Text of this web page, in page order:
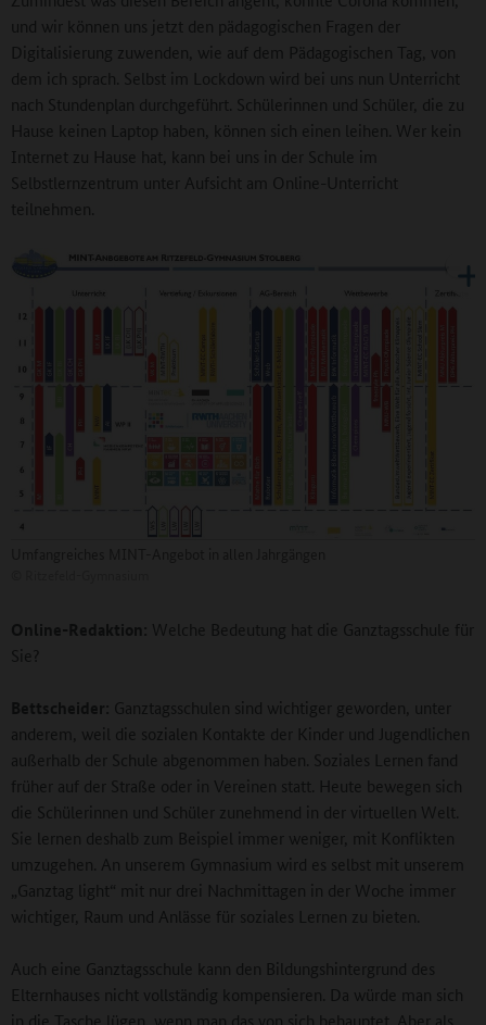
und wir können uns jetzt den pädagogischen Fragen der
Digitalisierung zuwenden, wie auf dem Pädagogischen Tag, von
dem ich sprach. Selbst im Lockdown wird bei uns nun Unterricht
nach Stundenplan durchgeführt. Schülerinnen und Schüler, die zu
Hause keinen Laptop haben, können sich einen leihen. Wer kein
Internet zu Hause hat, kann bei uns in der Schule im
Selbstlernzentrum unter Aufsicht am Online-Unterricht
teilnehmen.
Online-Redaktion: Welche Bedeutung hat die Ganztagsschule für
Sie?
Bettscheider: Ganztagsschulen sind wichtiger geworden, unter
anderem, weil die sozialen Kontakte der Kinder und Jugendlichen
außerhalb der Schule abgenommen haben. Soziales Lernen fand
früher auf der Straße oder in Vereinen statt. Heute bewegen sich
die Schülerinnen und Schüler zunehmend in der virtuellen Welt.
Sie lernen deshalb zum Beispiel immer weniger, mit Konflikten
umzugehen. An unserem Gymnasium wird es selbst mit unserem
„Ganztag light“ mit nur drei Nachmittagen in der Woche immer
wichtiger, Raum und Anlässe für soziales Lernen zu bieten.
Auch eine Ganztagsschule kann den Bildungshintergrund des
Elternhauses nicht vollständig kompensieren. Da würde man sich
in die Tasche lügen, wenn man das von sich behauptet. Aber als